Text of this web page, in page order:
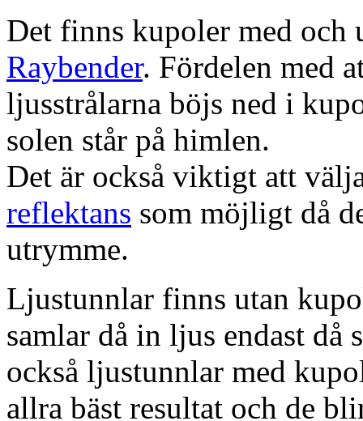
Det finns kupoler med och
Raybender. Fördelen med
ljusstrålarna böjs ned i
solen står på himlen.
Det är också viktigt att
reflektans som möjligt då
utrymme.
Ljustunnlar finns utan
samlar då in ljus endast då
också ljustunnlar med
allra bäst resultat och de